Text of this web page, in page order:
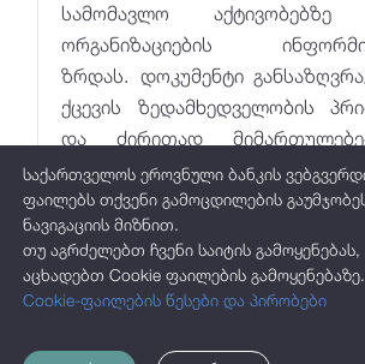
სამომავლო აქტივობებზე
ორგანიზაციების
ზრდას. დოკუმენტი
ქცევის ზედამხედველობის
და ძირითად
შეფასების
მონიტორინგის პროცესს.
საბაზრო ქცევის
ზედამხედველობის
საქართველოს ეროვნული ბანკის
ფაილებს თქვენი გამოცდილების
ნავიგაციის მიზნით.
თუ აგრძელებთ ჩვენი საიტის
აცხადებთ Cookie ფაილების გამოყენებაზე.
Cookie-ფაილების წესები და პირობები